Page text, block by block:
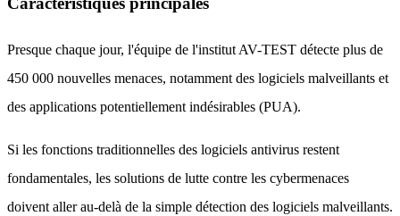
Presque chaque jour, l'équipe de l'institut AV-TEST détecte plus de
450 000 nouvelles menaces, notamment des logiciels malveillants et
des applications potentiellement indésirables (PUA).
Si les fonctions traditionnelles des logiciels antivirus restent
fondamentales, les solutions de lutte contre les cybermenaces
doivent aller au-delà de la simple détection des logiciels malveillants.